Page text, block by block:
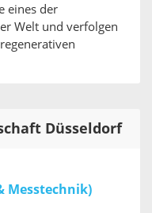
eines der
Welt und verfolgen
Düsseldorf
Messtechnik)